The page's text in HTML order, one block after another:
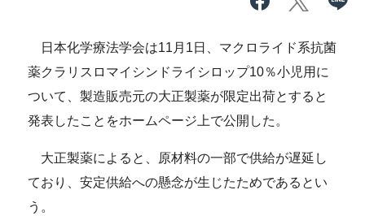
日本化学療法学会は11月1日、マクロライド系抗菌
薬クラリスロマイシンドライシロップ10％小児用に
ついて、製造販売元の大正製薬が限定出荷とすると
発表したことをホームページ上で公開した。
大正製薬によると、原材料の一部で供給が遅延し
ており、安定供給への懸念が生じたためであるとい
う。